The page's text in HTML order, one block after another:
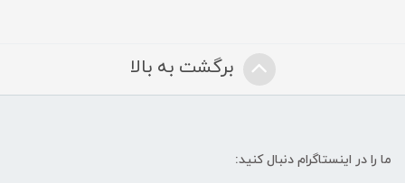
برگشت به بالا
ما را در اینستاگرام دنبال کنید: